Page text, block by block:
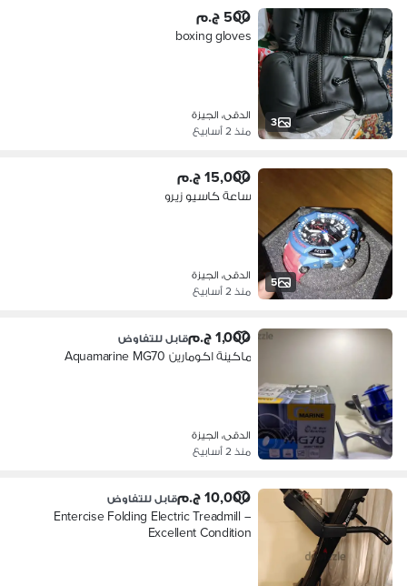
3
500 ج.م
boxing gloves
الدقى، الجيزة
منذ 2 أسابيع
5
15,000 ج.م
ساعة كاسيو زيرو
الدقى، الجيزة
منذ 2 أسابيع
1,000 ج.م قابل للتفاوض
ماكينة اكومارين Aquamarine MG70
الدقى، الجيزة
منذ 2 أسابيع
10,000 ج.م قابل للتفاوض
Entercise Folding Electric Treadmill –
Excellent Condition